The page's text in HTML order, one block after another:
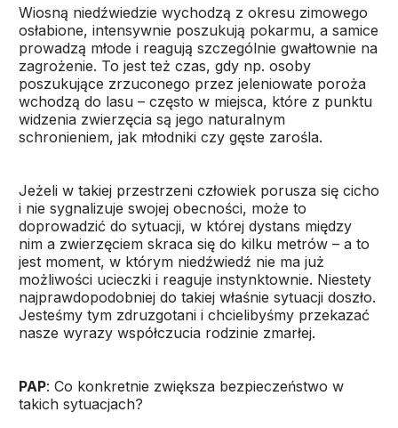
Wiosną niedźwiedzie wychodzą z okresu zimowego
osłabione, intensywnie poszukują pokarmu, a samice
prowadzą młode i reagują szczególnie gwałtownie na
zagrożenie. To jest też czas, gdy np. osoby
poszukujące zrzuconego przez jeleniowate poroża
wchodzą do lasu – często w miejsca, które z punktu
widzenia zwierzęcia są jego naturalnym
schronieniem, jak młodniki czy gęste zarośla.
Jeżeli w takiej przestrzeni człowiek porusza się cicho
i nie sygnalizuje swojej obecności, może to
doprowadzić do sytuacji, w której dystans między
nim a zwierzęciem skraca się do kilku metrów – a to
jest moment, w którym niedźwiedź nie ma już
możliwości ucieczki i reaguje instynktownie. Niestety
najprawdopodobniej do takiej właśnie sytuacji doszło.
Jesteśmy tym zdruzgotani i chcielibyśmy przekazać
nasze wyrazy współczucia rodzinie zmarłej.
PAP: Co konkretnie zwiększa bezpieczeństwo w
takich sytuacjach?